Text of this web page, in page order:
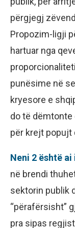
përgjegj
Propozim-ligji
hartuar nga
punësime në
kryesore e
do të
për krejt popujt
Neni 2 është
në brendi
sektorin publik
“përafërsisht”
pra sipas